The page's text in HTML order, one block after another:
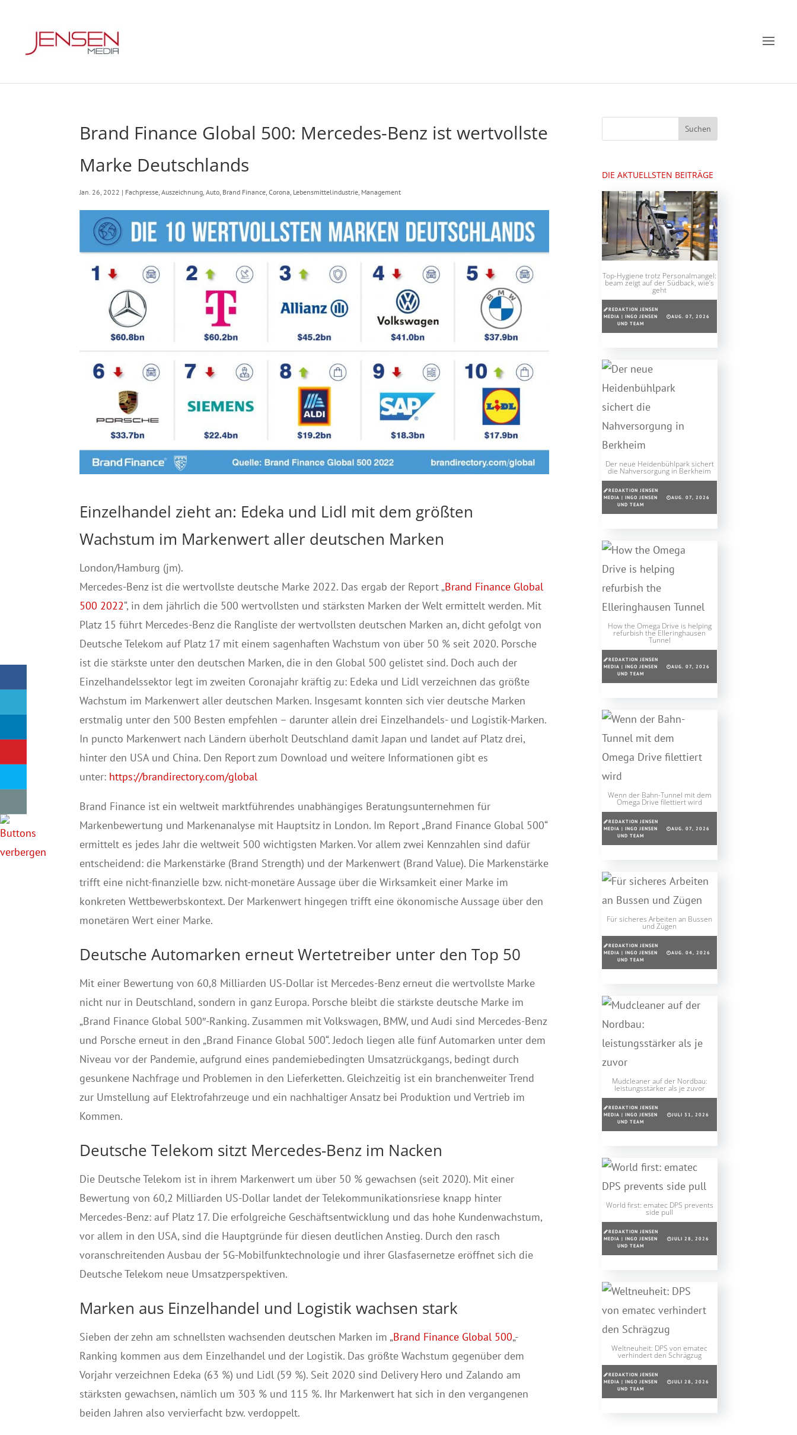
Brand Finance Global 500: Mercedes-Benz ist wertvollste
Marke Deutschlands
Jan. 26, 2022 | Fachpresse,Auszeichnung,Auto, Brand Finance,Corona, Lebensmittelindustrie, Management
Einzelhandel zieht an: Edeka und Lidl mit dem größten
Wachstum im Markenwert aller deutschen Marken
London/Hamburg (jm).
Mercedes-Benz ist die wertvollste deutsche Marke 2022. Das ergab der Report „Brand Finance Global
500 2022“, in dem jährlich die 500 wertvollsten und stärksten Marken der Welt ermittelt werden. Mit
Platz 15 führt Mercedes-Benz die Rangliste der wertvollsten deutschen Marken an, dicht gefolgt von
Deutsche Telekom auf Platz 17 mit einem sagenhaften Wachstum von über 50 % seit 2020. Porsche
ist die stärkste unter den deutschen Marken, die in den Global 500 gelistet sind. Doch auch der
Einzelhandelssektor legt im zweiten Coronajahr kräftig zu: Edeka und Lidl verzeichnen das größte
Wachstum im Markenwert aller deutschen Marken. Insgesamt konnten sich vier deutsche Marken
erstmalig unter den 500 Besten empfehlen – darunter allein drei Einzelhandels- und Logistik-Marken.
In puncto Markenwert nach Ländern überholt Deutschland damit Japan und landet auf Platz drei,
hinter den USA und China. Den Report zum Download und weitere Informationen gibt es
unter: https://brandirectory.com/global
Brand Finance ist ein weltweit marktführendes unabhängiges Beratungsunternehmen für
Markenbewertung und Markenanalyse mit Hauptsitz in London. Im Report „Brand Finance Global 500“
ermittelt es jedes Jahr die weltweit 500 wichtigsten Marken. Vor allem zwei Kennzahlen sind dafür
entscheidend: die Markenstärke (Brand Strength) und der Markenwert (Brand Value). Die Markenstärke
trifft eine nicht-finanzielle bzw. nicht-monetäre Aussage über die Wirksamkeit einer Marke im
konkreten Wettbewerbskontext. Der Markenwert hingegen trifft eine ökonomische Aussage über den
monetären Wert einer Marke.
Deutsche Automarken erneut Wertetreiber unter den Top 50
Mit einer Bewertung von 60,8 Milliarden US-Dollar ist Mercedes-Benz erneut die wertvollste Marke
nicht nur in Deutschland, sondern in ganz Europa. Porsche bleibt die stärkste deutsche Marke im
„Brand Finance Global 500″-Ranking. Zusammen mit Volkswagen, BMW, und Audi sind Mercedes-Benz
und Porsche erneut in den „Brand Finance Global 500“. Jedoch liegen alle fünf Automarken unter dem
Niveau vor der Pandemie, aufgrund eines pandemiebedingten Umsatzrückgangs, bedingt durch
gesunkene Nachfrage und Problemen in den Lieferketten. Gleichzeitig ist ein branchenweiter Trend
zur Umstellung auf Elektrofahrzeuge und ein nachhaltiger Ansatz bei Produktion und Vertrieb im
Kommen.
Deutsche Telekom sitzt Mercedes-Benz im Nacken
Die Deutsche Telekom ist in ihrem Markenwert um über 50 % gewachsen (seit 2020). Mit einer
Bewertung von 60,2 Milliarden US-Dollar landet der Telekommunikationsriese knapp hinter
Mercedes-Benz: auf Platz 17. Die erfolgreiche Geschäftsentwicklung und das hohe Kundenwachstum,
vor allem in den USA, sind die Hauptgründe für diesen deutlichen Anstieg. Durch den rasch
voranschreitenden Ausbau der 5G-Mobilfunktechnologie und ihrer Glasfasernetze eröffnet sich die
Deutsche Telekom neue Umsatzperspektiven.
Marken aus Einzelhandel und Logistik wachsen stark
Sieben der zehn am schnellsten wachsenden deutschen Marken im „Brand Finance Global 500„-
Ranking kommen aus dem Einzelhandel und der Logistik. Das größte Wachstum gegenüber dem
Vorjahr verzeichnen Edeka (63 %) und Lidl (59 %). Seit 2020 sind Delivery Hero und Zalando am
stärksten gewachsen, nämlich um 303 % und 115 %. Ihr Markenwert hat sich in den vergangenen
beiden Jahren also vervierfacht bzw. verdoppelt.
DIE AKTUELLSTEN BEITRÄGE
Top-Hygiene trotz Personalmangel:
beam zeigt auf der Südback, wie’s
geht
REDAKTION JENSEN
MEDIA | INGO JENSEN
UND TEAM
AUG. 07, 2026
Der neue Heidenbühlpark sichert
die Nahversorgung in Berkheim
REDAKTION JENSEN
MEDIA | INGO JENSEN
UND TEAM
AUG. 07, 2026
How the Omega Drive is helping
refurbish the Elleringhausen
Tunnel
REDAKTION JENSEN
MEDIA | INGO JENSEN
UND TEAM
AUG. 07, 2026
Wenn der Bahn-Tunnel mit dem
Omega Drive filettiert wird
REDAKTION JENSEN
MEDIA | INGO JENSEN
UND TEAM
AUG. 07, 2026
Für sicheres Arbeiten an Bussen
und Zügen
REDAKTION JENSEN
MEDIA | INGO JENSEN
UND TEAM
AUG. 04, 2026
Mudcleaner auf der Nordbau:
leistungsstärker als je zuvor
REDAKTION JENSEN
MEDIA | INGO JENSEN
UND TEAM
JULI 31, 2026
World first: ematec DPS prevents
side pull
REDAKTION JENSEN
MEDIA | INGO JENSEN
UND TEAM
JULI 28, 2026
Weltneuheit: DPS von ematec
verhindert den Schrägzug
REDAKTION JENSEN
MEDIA | INGO JENSEN
UND TEAM
JULI 28, 2026